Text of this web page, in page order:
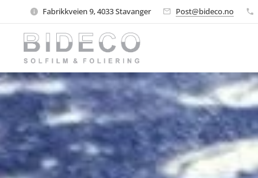
Fabrikkveien 9, 4033 Stavanger Post@bideco.no